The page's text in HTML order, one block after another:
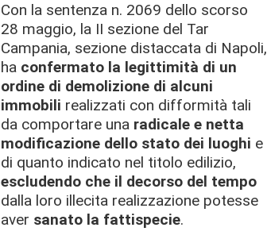
Con la sentenza n. 2069 dello scorso
28 maggio, la II sezione del Tar
Campania, sezione distaccata di Napoli,
ha confermato la legittimità di un
ordine di demolizione di alcuni
immobili realizzati con difformità tali
da comportare una radicale e netta
modificazione dello stato dei luoghi e
di quanto indicato nel titolo edilizio,
escludendo che il decorso del tempo
dalla loro illecita realizzazione potesse
aver sanato la fattispecie.